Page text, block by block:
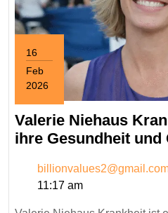
16
Feb
2026
February
16,
2026
Valerie Niehaus
ihre Gesundheit und
11:17 am